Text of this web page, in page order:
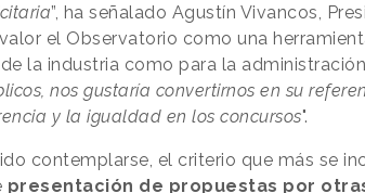
”, ha señalado Agustín Vivancos,
el Observatorio como una
la industria como para la
nos gustaría convertirnos en su
y la igualdad en los concursos".
contemplarse, el criterio que más se
presentación de propuestas por